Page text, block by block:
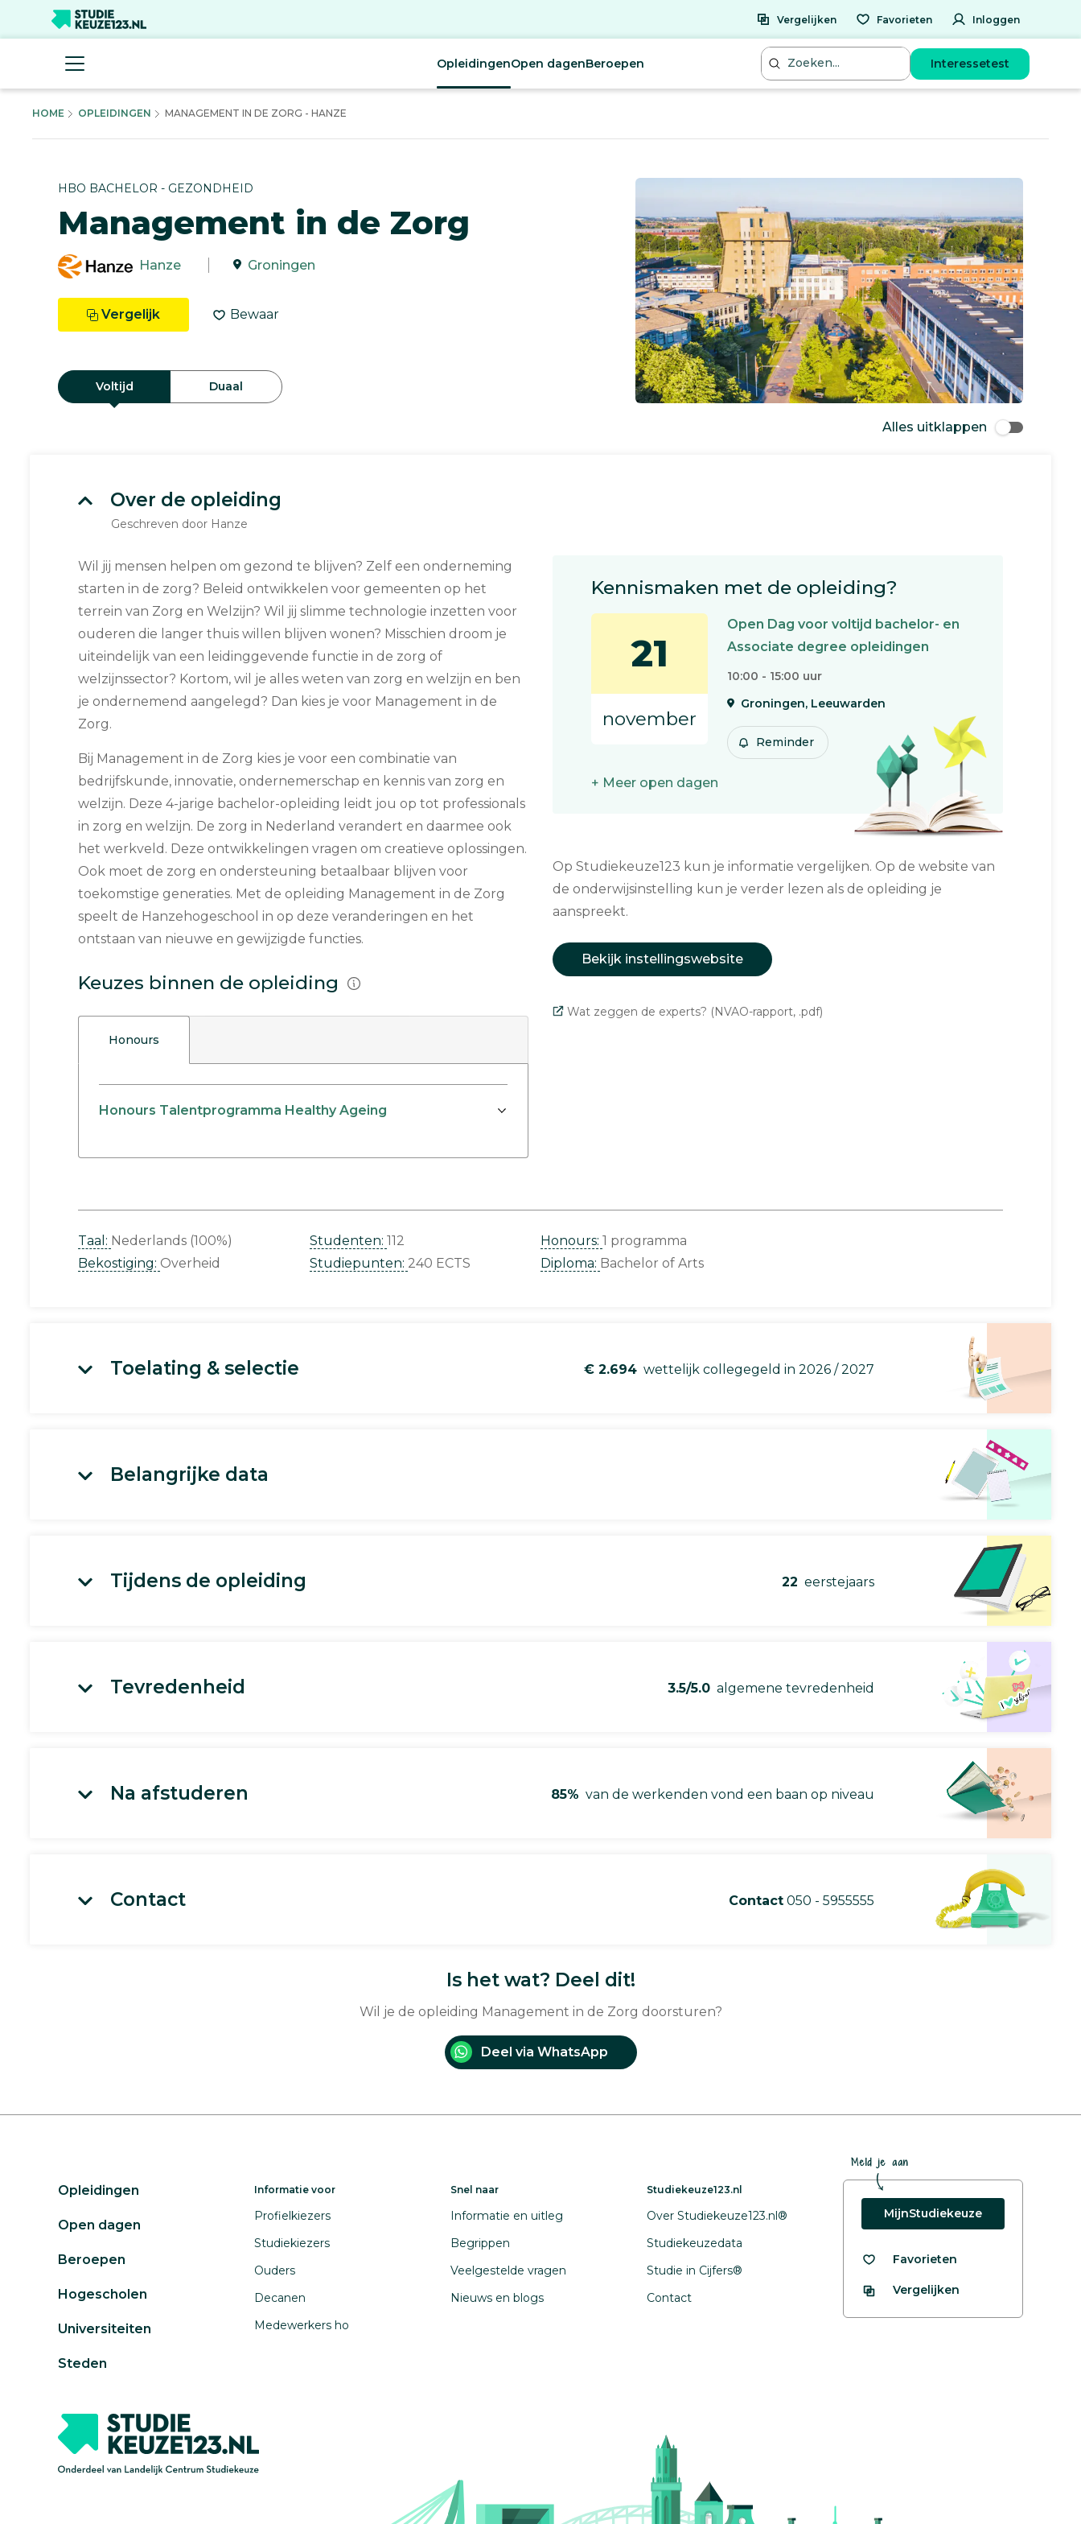
Vergelijken Favorieten Inloggen
OpleidingenOpen dagenBeroepen Interessetest
HOME OPLEIDINGEN MANAGEMENT IN DE ZORG - HANZE
HBO BACHELOR - GEZONDHEID
Management in de Zorg
Hanze Groningen
Vergelijk Bewaar
Voltijd Duaal
Alles uitklappen
Over de opleiding
Geschreven door Hanze
Wil jij mensen helpen om gezond te blijven? Zelf een onderneming
starten in de zorg? Beleid ontwikkelen voor gemeenten op het
terrein van Zorg en Welzijn? Wil jij slimme technologie inzetten voor
ouderen die langer thuis willen blijven wonen? Misschien droom je
uiteindelijk van een leidinggevende functie in de zorg of
welzijnssector? Kortom, wil je alles weten van zorg en welzijn en ben
je ondernemend aangelegd? Dan kies je voor Management in de
Zorg.
Bij Management in de Zorg kies je voor een combinatie van
bedrijfskunde, innovatie, ondernemerschap en kennis van zorg en
welzijn. Deze 4-jarige bachelor-opleiding leidt jou op tot professionals
in zorg en welzijn. De zorg in Nederland verandert en daarmee ook
het werkveld. Deze ontwikkelingen vragen om creatieve oplossingen.
Ook moet de zorg en ondersteuning betaalbaar blijven voor
toekomstige generaties. Met de opleiding Management in de Zorg
speelt de Hanzehogeschool in op deze veranderingen en het
ontstaan van nieuwe en gewijzigde functies.
Keuzes binnen de opleiding
Honours
Honours Talentprogramma Healthy Ageing
Kennismaken met de opleiding?
21
november
Open Dag voor voltijd bachelor- en
Associate degree opleidingen
10:00 - 15:00 uur
Groningen, Leeuwarden
Reminder
+ Meer open dagen
Op Studiekeuze123 kun je informatie vergelijken. Op de website van
de onderwijsinstelling kun je verder lezen als de opleiding je
aanspreekt.
Bekijk instellingswebsite
Wat zeggen de experts? (NVAO-rapport, .pdf)
Taal: Nederlands (100%)
Bekostiging: Overheid
Studenten: 112
Studiepunten: 240 ECTS
Honours: 1 programma
Diploma: Bachelor of Arts
Toelating & selectie € 2.694 wettelijk collegegeld in 2026 / 2027
Belangrijke data
Tijdens de opleiding 22 eerstejaars
Tevredenheid 3.5/5.0 algemene tevredenheid
Na afstuderen 85% van de werkenden vond een baan op niveau
Contact Contact 050 - 5955555
Is het wat? Deel dit!
Wil je de opleiding Management in de Zorg doorsturen?
Deel via WhatsApp
Opleidingen
Open dagen
Beroepen
Hogescholen
Universiteiten
Steden
Informatie voor
Profielkiezers
Studiekiezers
Ouders
Decanen
Medewerkers ho
Snel naar
Informatie en uitleg
Begrippen
Veelgestelde vragen
Nieuws en blogs
Studiekeuze123.nl
Over Studiekeuze123.nl®
Studiekeuzedata
Studie in Cijfers®
Contact
Meld je aan
MijnStudiekeuze
Favorieten
Vergelijken